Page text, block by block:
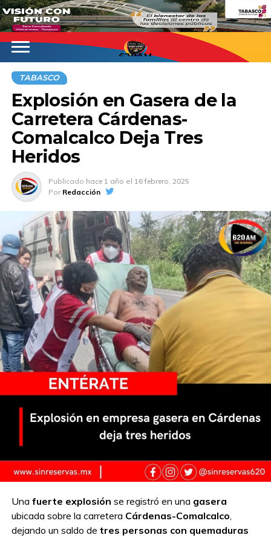
620AM
TABASCO
Explosión en Gasera de la
Carretera Cárdenas-
Comalcalco Deja Tres
Heridos
Publicado hace 1 año el 16 febrero, 2025
Por Redacción
Una fuerte explosión se registró en una gasera
ubicada sobre la carretera Cárdenas-Comalcalco,
dejando un saldo de tres personas con quemaduras